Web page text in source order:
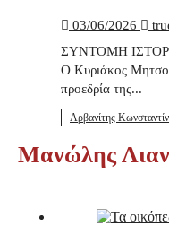
03/06/2026
ΣΥΝΤΟΜΗ
Ο Κυριάκος
προεδρία της...
Αρβανίτης
Μανώλης